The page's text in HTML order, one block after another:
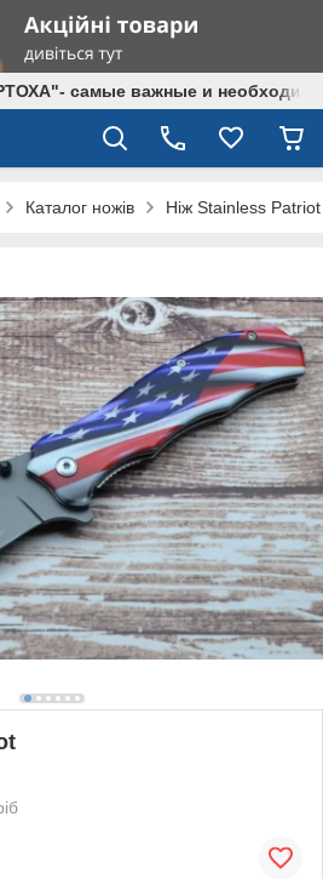
самые важные и
Каталог ножів Ніж Stainless Patriot